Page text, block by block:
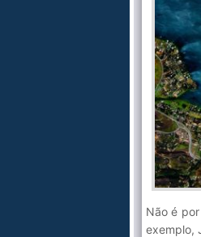
Não é
exemplo,